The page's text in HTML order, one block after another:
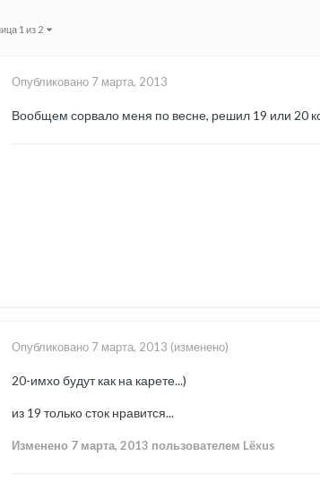
1 из 2
Опубликовано 7 марта, 2013
Вообщем сорвало меня по весне, решил 19 или 20
Опубликовано 7 марта, 2013 (изменено)
20-имхо будут как на карете...)
из 19 только сток нравится...
Изменено 7 марта, 2013 пользователем Lёxus